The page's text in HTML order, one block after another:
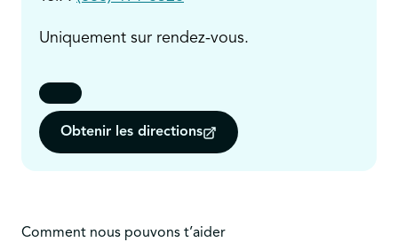
Uniquement sur rendez-vous.
Obtenir les directions
Comment nous pouvons t’aider